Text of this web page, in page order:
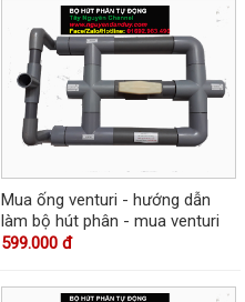
Mua ống venturi - hướng dẫn
làm bộ hút phân - mua venturi
599.000 đ